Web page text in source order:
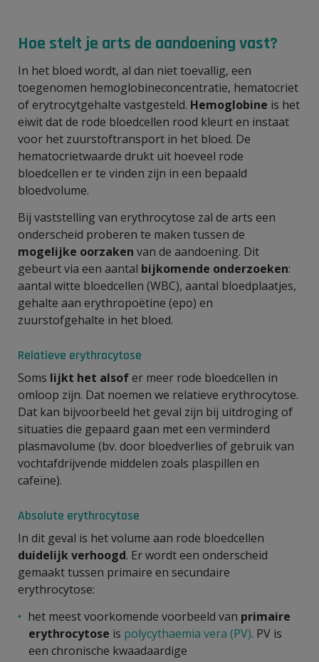
Hoe stelt je arts de aandoening vast?
In het bloed wordt, al dan niet toevallig, een
toegenomen hemoglobineconcentratie, hematocriet
of erytrocytgehalte vastgesteld. Hemoglobine is het
eiwit dat de rode bloedcellen rood kleurt en instaat
voor het zuurstoftransport in het bloed. De
hematocrietwaarde drukt uit hoeveel rode
bloedcellen er te vinden zijn in een bepaald
bloedvolume.
Bij vaststelling van erythrocytose zal de arts een
onderscheid proberen te maken tussen de
mogelijke oorzaken van de aandoening. Dit
gebeurt via een aantal bijkomende onderzoeken:
aantal witte bloedcellen (WBC), aantal bloedplaatjes,
gehalte aan erythropoëtine (epo) en
zuurstofgehalte in het bloed.
Relatieve erythrocytose
Soms lijkt het alsofer meer rode bloedcellen in
omloop zijn. Dat noemen we relatieve erythrocytose.
Dat kan bijvoorbeeld het geval zijn bij uitdroging of
situaties die gepaard gaan met een verminderd
plasmavolume (bv. door bloedverlies of gebruik van
vochtafdrijvende middelen zoals plaspillen en
cafeïne).
Absolute erythrocytose
In dit geval is het volume aan rode bloedcellen
duidelijk verhoogd. Er wordt een onderscheid
gemaakt tussen primaire en secundaire
erythrocytose:
het meest voorkomende voorbeeld van primaire
erythrocytose is polycythaemia vera (PV). PV is
een chronische kwaadaardige